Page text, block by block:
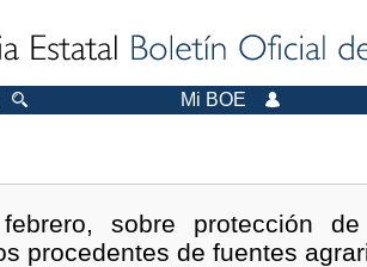
Mi BOE
sobre protección
procedentes de fuentes